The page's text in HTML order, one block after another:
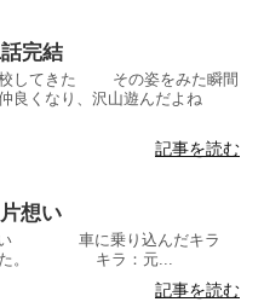
完結
校してきた その姿をみた瞬間
くなり、沢山遊んだよね
記事を読む
想い
い 車に乗り込んだキラ
った。 キラ：元...
記事を読む